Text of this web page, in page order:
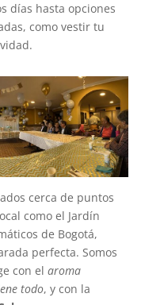
días hasta opciones
como vestir tu
cerca de puntos
como el Jardín
de Bogotá,
perfecta. Somos
con el aroma
todo, y con la